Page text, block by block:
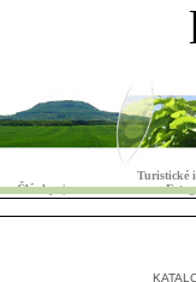
Turistické
Články|